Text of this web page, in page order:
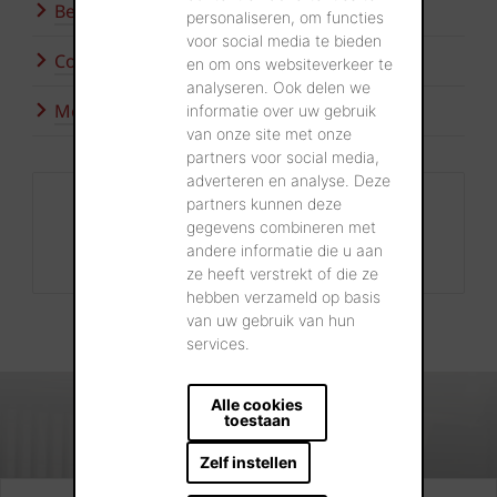
personaliseren, om functies
voor social media te bieden
en om ons websiteverkeer te
analyseren. Ook delen we
informatie over uw gebruik
van onze site met onze
partners voor social media,
adverteren en analyse. Deze
partners kunnen deze
gegevens combineren met
andere informatie die u aan
ze heeft verstrekt of die ze
hebben verzameld op basis
van uw gebruik van hun
services.
Alle cookies
toestaan
Zelf instellen
Bezoek onze showroom
Contacteer ons
Meer inspiratie
Contact
+32 56 24 96 38
info@wienerberger.be